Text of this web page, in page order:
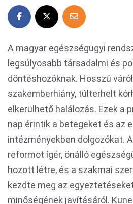
A magyar egészségügyi
legsúlyosabb társadalmi és
döntéshozóknak. Hosszú
szakemberhiány, túlterhelt
elkerülhető halálozás. Ezek a
nap érintik a betegeket és az
intézményekben dolgozókat.
reformot ígér, önálló
hozott létre, és a szakmai
kezdte meg az
minőségének javításáról.